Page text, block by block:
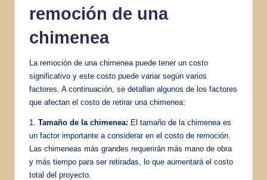
remoción de una
chimenea
La remoción de una chimenea puede tener un costo
significativo y este costo puede variar según varios
factores. A continuación, se detallan algunos de los factores
que afectan el costo de retirar una chimenea:
1. Tamaño de la chimenea: El tamaño de la chimenea es
un factor importante a considerar en el costo de remoción.
Las chimeneas más grandes requerirán más mano de obra
y más tiempo para ser retiradas, lo que aumentará el costo
total del proyecto.